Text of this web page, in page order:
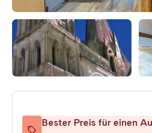
Bester Preis für einen